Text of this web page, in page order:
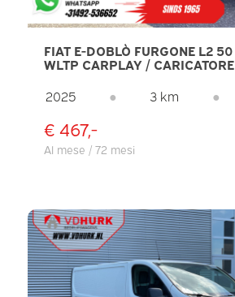
FIAT E-DOBLÒ FURGONE L2
WLTP CARPLAY /
TELECAMERA / CRUISE
ARIA CONDIZIONATA / DAB
2025 ● 3 km ●
€ 467,-
Al mese / 72 mesi